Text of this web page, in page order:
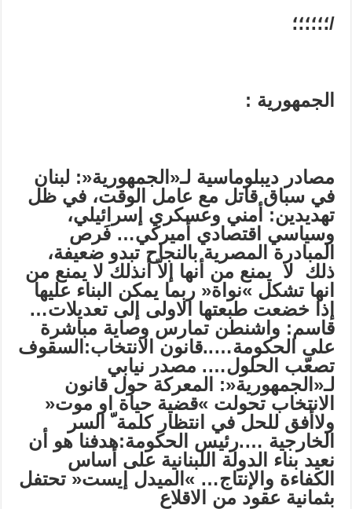
/؛؛؛؛؛؛
الجمهورية :
مصادر ديبلوماسية لـ«الجمهورية«: لبنان
في سباق قاتل مع عامل الوقت، في ظل
تهديدين: أمني وعسكري إسرائيلي،
وسياسي اقتصادي أميركي… فَرص
المبادرة المصرية بالنجاح تبدو ضعيفة،
ذلك لا يمنع من أنها إلاّ أنذلك لا يمنع من
انها تشكل »نواة« ربما يمكن البناء عليها
إذا خضعت طبعتها الاولى إلى تعديلات…
قاسم: واشنطن تمارس وصاية مباشرة
على الحكومة…..قانون الانتخاب:السقوف
تصعّب الحلول…. مصدر نيابي
لـ«الجمهورية«: المعركة حول قانون
الانتخاب تحولت »قضية حياة او موت«
ولاأفق للحل في انتظار كلمة ّ السر
الخارجية ….رئيس الحكومة:هدفنا هو أن
نعيد بناء الدولة اللبنانية على أساس
الكفاءة والإنتاج… » الميدل إيست« تحتفل
بثمانية عقود من الاقلاع